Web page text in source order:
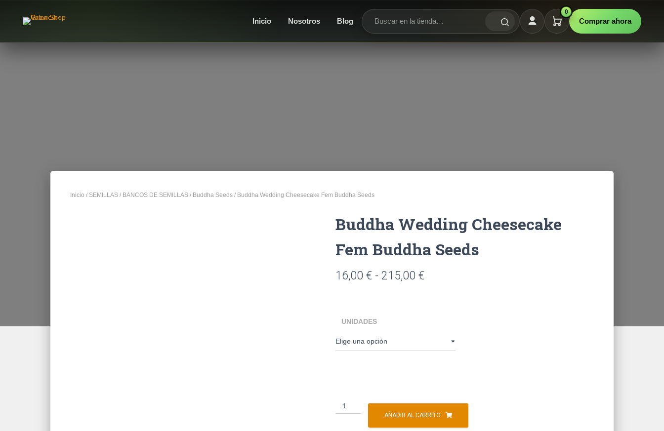
Inicio Nosotros Blog
Buscar productos
0
Comprar ahora
Inicio / SEMILLAS / BANCOS DE SEMILLAS / Buddha Seeds / Buddha Wedding Cheesecake Fem Buddha Seeds
Buddha Wedding Cheesecake
Fem Buddha Seeds
16,00 € - 215,00 €
UNIDADES
AÑADIR AL CARRITO